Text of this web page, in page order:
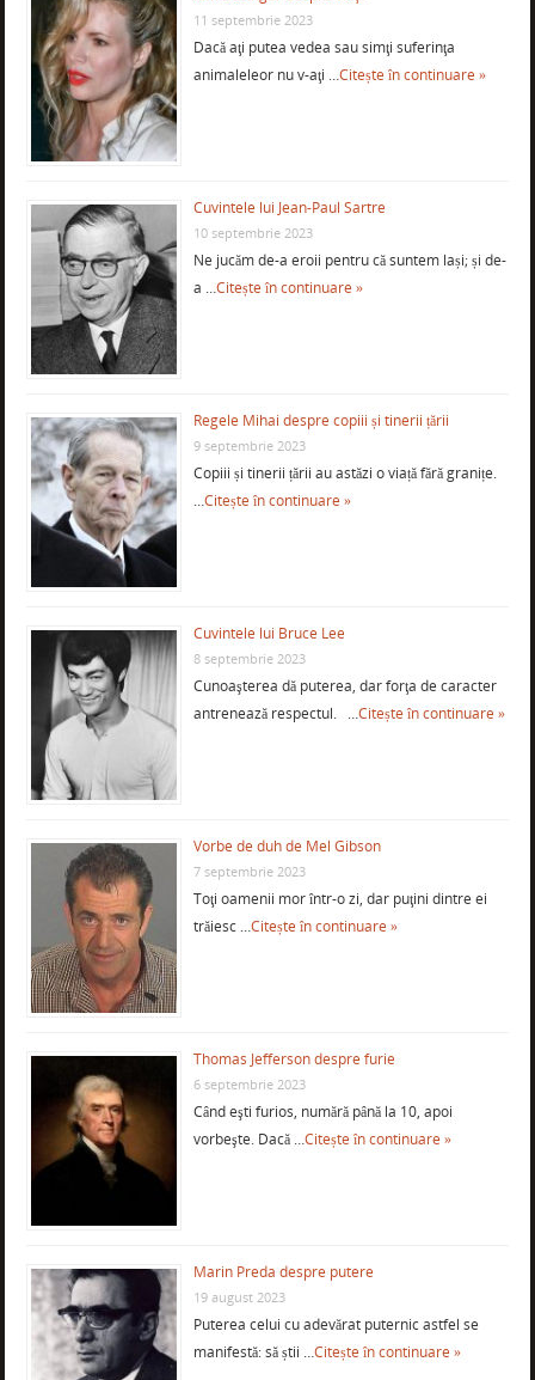
11 septembrie 2023
Dacă aţi putea vedea sau simţi suferinţa
animaleleor nu v-aţi …Citește în continuare »
Cuvintele lui Jean-Paul Sartre
10 septembrie 2023
Ne jucăm de-a eroii pentru că suntem lași; și de-
a …Citește în continuare »
Regele Mihai despre copiii și tinerii țării
9 septembrie 2023
Copiii și tinerii țării au astăzi o viață fără granițe.
…Citește în continuare »
Cuvintele lui Bruce Lee
8 septembrie 2023
Cunoaşterea dă puterea, dar forţa de caracter
antrenează respectul. …Citește în continuare »
Vorbe de duh de Mel Gibson
7 septembrie 2023
Toţi oamenii mor într-o zi, dar puţini dintre ei
trăiesc …Citește în continuare »
Thomas Jefferson despre furie
6 septembrie 2023
Când eşti furios, numără până la 10, apoi
vorbeşte. Dacă …Citește în continuare »
Marin Preda despre putere
19 august 2023
Puterea celui cu adevărat puternic astfel se
manifestă: să știi …Citește în continuare »